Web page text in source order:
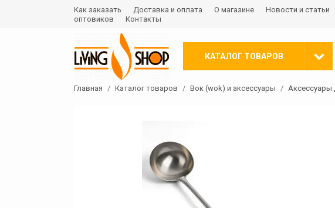
Как заказать Доставка и оплата О магазине Новости и статьи
оптовиков
Контакты
КАТАЛОГ ТОВАРОВ
Главная Каталог товаров Вок (wok) и аксессуары Аксессуары